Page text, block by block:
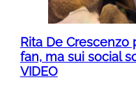
Rita De Crescenzo
fan, ma sui social
VIDEO